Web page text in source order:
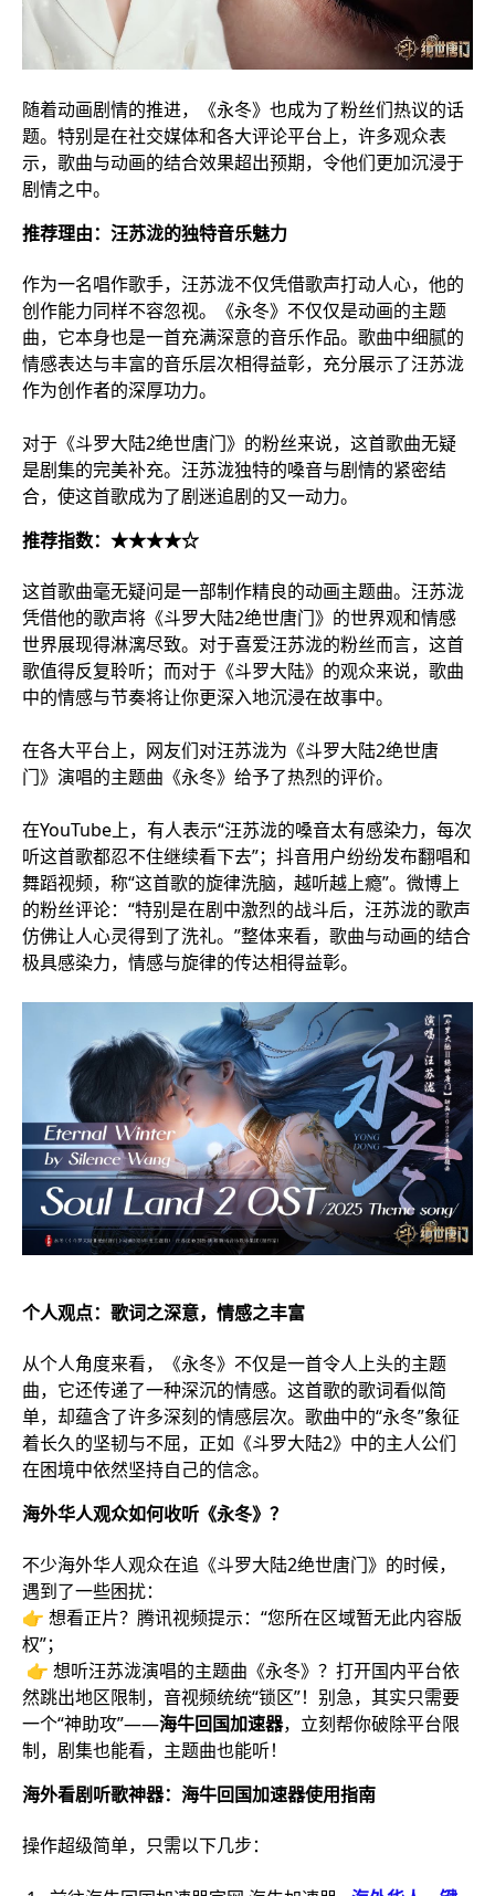
随着动画剧情的推进，《永冬》也成为了粉丝们热议的话
题。特别是在社交媒体和各大评论平台上，许多观众表
示，歌曲与动画的结合效果超出预期，令他们更加沉浸于
剧情之中。
推荐理由：汪苏泷的独特音乐魅力
作为一名唱作歌手，汪苏泷不仅凭借歌声打动人心，他的
创作能力同样不容忽视。《永冬》不仅仅是动画的主题
曲，它本身也是一首充满深意的音乐作品。歌曲中细腻的
情感表达与丰富的音乐层次相得益彰，充分展示了汪苏泷
作为创作者的深厚功力。
对于《斗罗大陆2绝世唐门》的粉丝来说，这首歌曲无疑
是剧集的完美补充。汪苏泷独特的嗓音与剧情的紧密结
合，使这首歌成为了剧迷追剧的又一动力。
推荐指数：★★★★☆
这首歌曲毫无疑问是一部制作精良的动画主题曲。汪苏泷
凭借他的歌声将《斗罗大陆2绝世唐门》的世界观和情感
世界展现得淋漓尽致。对于喜爱汪苏泷的粉丝而言，这首
歌值得反复聆听；而对于《斗罗大陆》的观众来说，歌曲
中的情感与节奏将让你更深入地沉浸在故事中。
在各大平台上，网友们对汪苏泷为《斗罗大陆2绝世唐
门》演唱的主题曲《永冬》给予了热烈的评价。
在YouTube上，有人表示“汪苏泷的嗓音太有感染力，每次
听这首歌都忍不住继续看下去”；抖音用户纷纷发布翻唱和
舞蹈视频，称“这首歌的旋律洗脑，越听越上瘾”。微博上
的粉丝评论：“特别是在剧中激烈的战斗后，汪苏泷的歌声
仿佛让人心灵得到了洗礼。”整体来看，歌曲与动画的结合
极具感染力，情感与旋律的传达相得益彰。
个人观点：歌词之深意，情感之丰富
从个人角度来看，《永冬》不仅是一首令人上头的主题
曲，它还传递了一种深沉的情感。这首歌的歌词看似简
单，却蕴含了许多深刻的情感层次。歌曲中的“永冬”象征
着长久的坚韧与不屈，正如《斗罗大陆2》中的主人公们
在困境中依然坚持自己的信念。
海外华人观众如何收听《永冬》？
不少海外华人观众在追《斗罗大陆2绝世唐门》的时候，
遇到了一些困扰：
👉 想看正片？腾讯视频提示：“您所在区域暂无此内容版
权”；
👉 想听汪苏泷演唱的主题曲《永冬》？打开国内平台依
然跳出地区限制，音视频统统“锁区”！别急，其实只需要
一个“神助攻”——海牛回国加速器，立刻帮你破除平台限
制，剧集也能看，主题曲也能听！
海外看剧听歌神器：海牛回国加速器使用指南
操作超级简单，只需以下几步：